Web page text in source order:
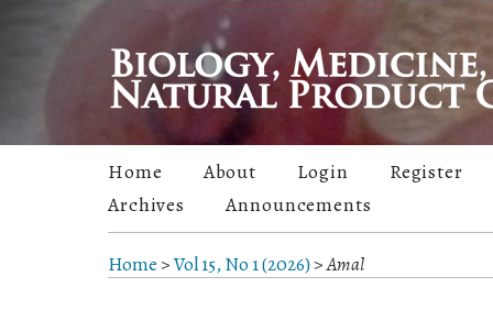
Home About Login
Register
Archives
Announcements
Home >Vol 15, No 1 (2026)>Amal